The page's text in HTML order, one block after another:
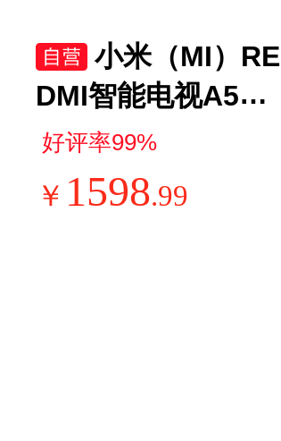
￥ 1598.99
小米（MI）RE
DMI智能电视A55 5
5英寸144Hz高刷2
GB+32GB L55RB-
RAE平板显示器智
好评率99%